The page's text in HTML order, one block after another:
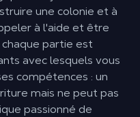
une colonie et à
à l'aide et être
chaque partie est
avec lesquels vous
compétences : un
mais ne peut pas
passionné de